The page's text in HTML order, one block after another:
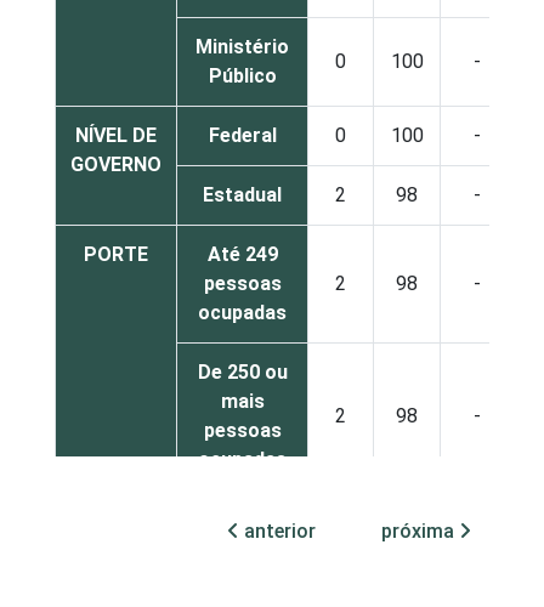
Ministério
Público
0 100 -
NÍVEL DE
GOVERNO
Federal 0 100 -
Estadual 2 98 -
PORTE
Até 249
pessoas
ocupadas
2 98 -
De 250 ou
mais
pessoas
ocupadas
2 98 -
Não
100
anterior próxima